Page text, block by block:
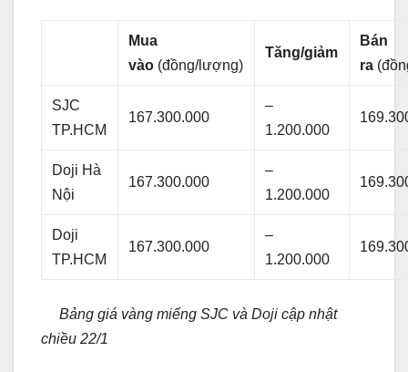
Mua
vào (đồng/lượng)
Tăng/giảm
Bán
ra
SJC
TP.HCM
167.300.000
–
1.200.000
Doji Hà
Nội
167.300.000
–
1.200.000
Doji
TP.HCM
167.300.000
–
1.200.000
Bảng giá vàng miếng SJC và Doji cập nhật
chiều 22/1